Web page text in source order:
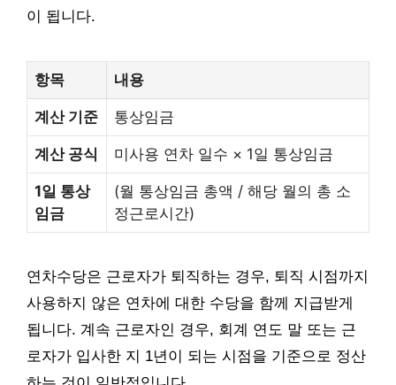
이 됩니다.
항목 내용
계산 기준 통상임금
계산 공식 미사용 연차 일수 × 1일 통상임금
1일 통상
임금
(월 통상임금 총액 / 해당 월의 총 소
정근로시간)
연차수당은 근로자가 퇴직하는 경우, 퇴직 시점까지
사용하지 않은 연차에 대한 수당을 함께 지급받게
됩니다. 계속 근로자인 경우, 회계 연도 말 또는 근
로자가 입사한 지 1년이 되는 시점을 기준으로 정산